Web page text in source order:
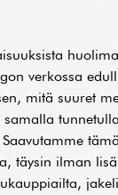
verkossa
mitä suuret
samalla tunnetulla
täysin ilman